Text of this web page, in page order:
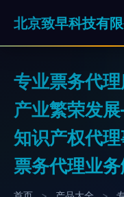
北京致早科技有
专业票务代
产业繁荣发
知识产权代理
票务代理业